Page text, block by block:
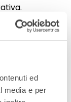
ed
media e per